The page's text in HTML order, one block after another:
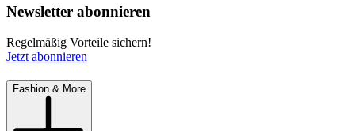
Newsletter abonnieren
Regelmäßig Vorteile sichern!
Jetzt abonnieren
Fashion & More